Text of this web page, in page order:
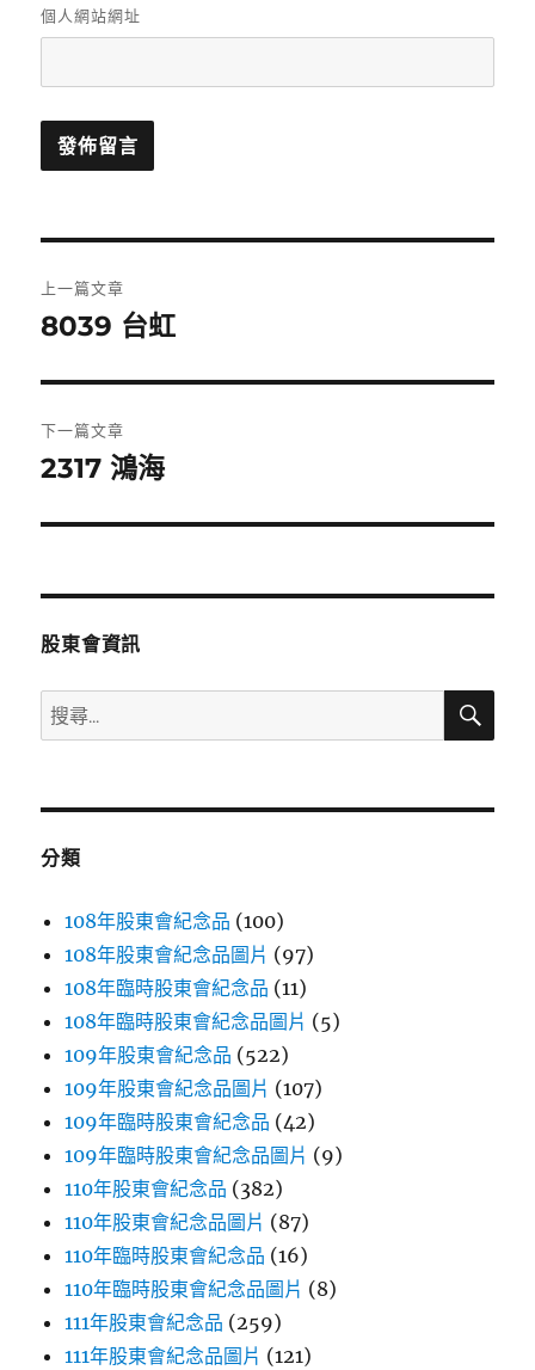
個人網站網址
章
覽
上一篇文章
上
篇
文
章:
8039 台虹
下一篇文章
下
篇
章:
2317 鴻海
股東會資訊
搜
尋
鍵
搜
分類
108年股東會紀念品 (100)
108年股東會紀念品圖片 (97)
108年臨時股東會紀念品 (11)
108年臨時股東會紀念品圖片 (5)
109年股東會紀念品 (522)
109年股東會紀念品圖片 (107)
109年臨時股東會紀念品 (42)
109年臨時股東會紀念品圖片 (9)
110年股東會紀念品 (382)
110年股東會紀念品圖片 (87)
110年臨時股東會紀念品 (16)
110年臨時股東會紀念品圖片 (8)
111年股東會紀念品 (259)
111年股東會紀念品圖片 (121)